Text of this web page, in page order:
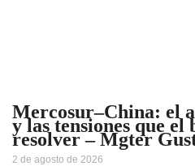
Mercosur–China: el
y las tensiones que el
resolver – Mgter
2 de agosto de 2026